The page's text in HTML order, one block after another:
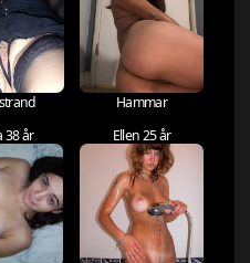
Hammar
38 år Ellen 25 år